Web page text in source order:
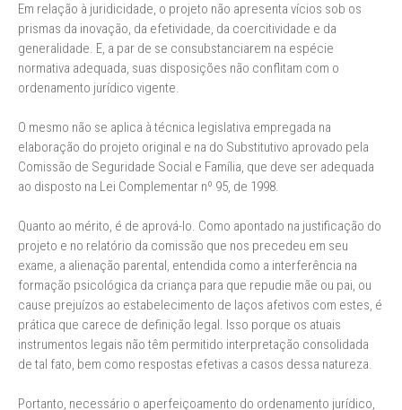
Em relação à juridicidade, o projeto não apresenta vícios sob os
prismas da inovação, da efetividade, da coercitividade e da
generalidade. E, a par de se consubstanciarem na espécie
normativa adequada, suas disposições não conflitam com o
ordenamento jurídico vigente.
O mesmo não se aplica à técnica legislativa empregada na
elaboração do projeto original e na do Substitutivo aprovado pela
Comissão de Seguridade Social e Família, que deve ser adequada
ao disposto na Lei Complementar nº 95, de 1998.
Quanto ao mérito, é de aprová-lo. Como apontado na justificação do
projeto e no relatório da comissão que nos precedeu em seu
exame, a alienação parental, entendida como a interferência na
formação psicológica da criança para que repudie mãe ou pai, ou
cause prejuízos ao estabelecimento de laços afetivos com estes, é
prática que carece de definição legal. Isso porque os atuais
instrumentos legais não têm permitido interpretação consolidada
de tal fato, bem como respostas efetivas a casos dessa natureza.
Portanto, necessário o aperfeiçoamento do ordenamento jurídico,